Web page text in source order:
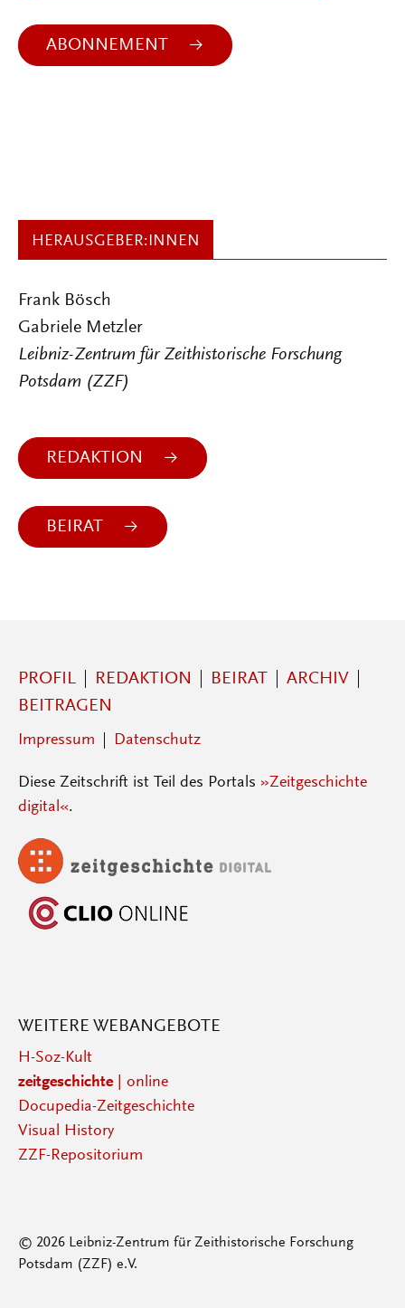
ABONNEMENT
HERAUSGEBER:INNEN
Frank Bösch
Gabriele Metzler
Leibniz-Zentrum für Zeithistorische Forschung
Potsdam (ZZF)
REDAKTION
BEIRAT
PROFIL REDAKTION BEIRAT
ARCHIV
BEITRAGEN
Impressum Datenschutz
Diese Zeitschrift ist Teil des Portals »Zeitgeschichte
digital«.
WEITERE WEBANGEBOTE
H-Soz-Kult
zeitgeschichte| online
Docupedia-Zeitgeschichte
Visual History
ZZF-Repositorium
© 2026 Leibniz-Zentrum für Zeithistorische Forschung
Potsdam (ZZF) e.V.